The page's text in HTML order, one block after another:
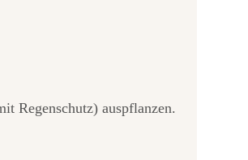
Regenschutz) auspflanzen.